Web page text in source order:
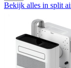
Bekijk alles in split